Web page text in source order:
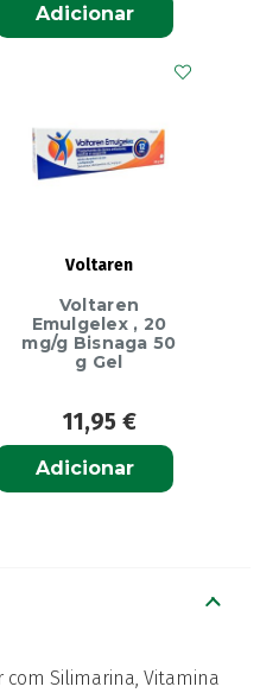
Adicionar
Voltaren
Voltaren
Emulgelex , 20
mg/g Bisnaga 50
g Gel
11,95 €
Adicionar
Silimarina, Vitamina